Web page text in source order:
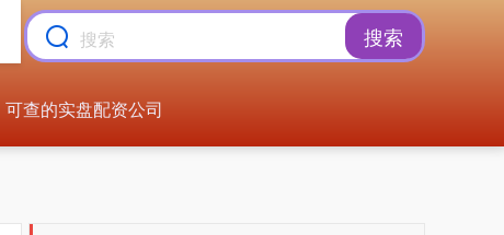
搜索
可查的实盘配资公司